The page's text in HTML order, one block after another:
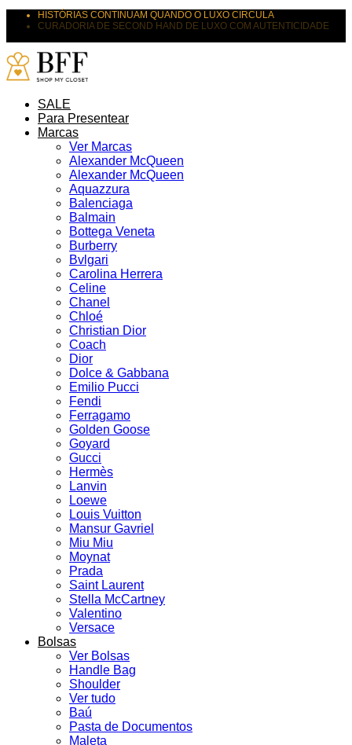
HISTÓRIAS CONTINUAM QUANDO O LUXO CIRCULA
CURADORIA DE SECOND HAND DE LUXO COM AUTENTICIDADE
SALE
Para Presentear
Marcas
Ver Marcas
Alexander McQueen
Alexander McQueen
Aquazzura
Balenciaga
Balmain
Bottega Veneta
Burberry
Bvlgari
Carolina Herrera
Celine
Chanel
Chloé
Christian Dior
Coach
Dior
Dolce & Gabbana
Emilio Pucci
Fendi
Ferragamo
Golden Goose
Goyard
Gucci
Hermès
Lanvin
Loewe
Louis Vuitton
Mansur Gavriel
Miu Miu
Moynat
Prada
Saint Laurent
Stella McCartney
Valentino
Versace
Bolsas
Ver Bolsas
Handle Bag
Shoulder
Ver tudo
Baú
Pasta de Documentos
Maleta